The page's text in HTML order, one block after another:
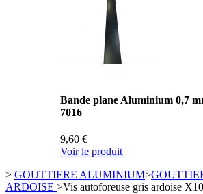
Bande plane Aluminium 0,7
7016
9,60 €
Voir le produit
> GOUTTIERE ALUMINIUM>
ARDOISE >Vis autoforeuse gris ardoise X10